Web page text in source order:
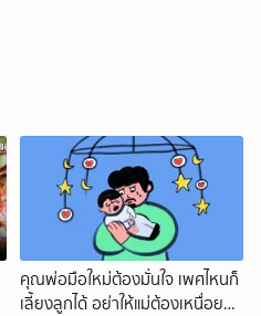
คุณพ่อมือใหม่ต้องมั่นใจ เพศไหนก็
เลี้ยงลูกได้ อย่าให้แม่ต้องเหนื่อยคน